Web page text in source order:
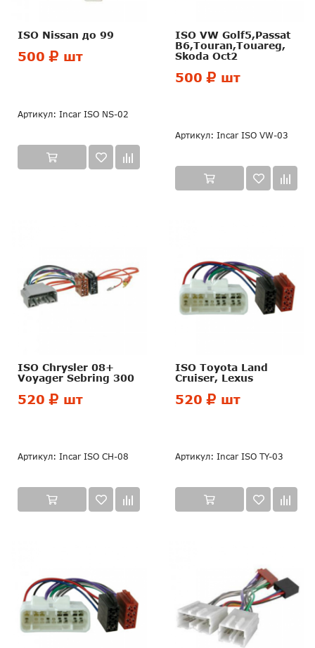
ISO Nissan до 99
500 шт
Артикул: Incar ISO NS-02
ISO VW Golf5,Passat
B6,Touran,Touareg,
Skoda Оct2
500 шт
Артикул: Incar ISO VW-03
ISO Chrysler 08+
Voyager Sebring 300
520 шт
Артикул: Incar ISO CH-08
ISO Toyota Land
Cruiser, Lexus
520 шт
Артикул: Incar ISO TY-03